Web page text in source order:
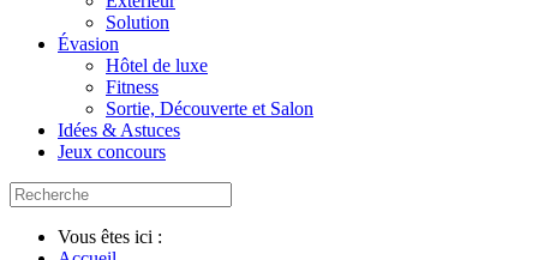
Solution
Évasion
Hôtel de luxe
Fitness
Sortie, Découverte et Salon
Idées & Astuces
Jeux concours
Vous êtes ici :